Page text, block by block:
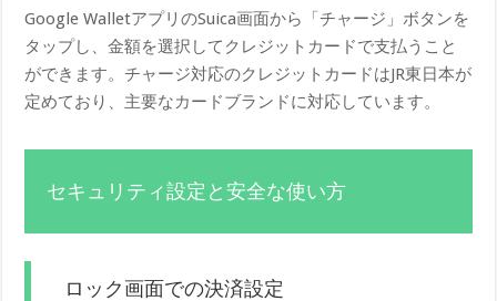
Google WalletアプリのSuica画面から「チャージ」ボタンを
タップし、金額を選択してクレジットカードで支払うこと
ができます。チャージ対応のクレジットカードはJR東日本が
定めており、主要なカードブランドに対応しています。
セキュリティ設定と安全な使い方
ロック画面での決済設定